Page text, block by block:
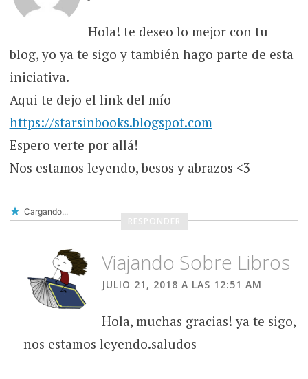
Hola! te deseo lo mejor con tu
blog, yo ya te sigo y también hago parte de esta
iniciativa.
Aqui te dejo el link del mío
https://starsinbooks.blogspot.com
Espero verte por allá!
Nos estamos leyendo, besos y abrazos <3
Cargando...
RESPONDER
Viajando Sobre Libros
JULIO 21, 2018 A LAS 12:51 AM
Hola, muchas gracias! ya te sigo,
nos estamos leyendo.saludos